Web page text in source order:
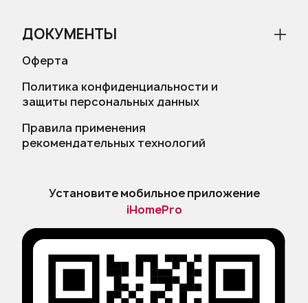
ДОКУМЕНТЫ
Оферта
Политика конфиденциальности и
защиты персональных данных
Правила применения
рекомендательных технологий
Установите мобильное приложение
iHomePro